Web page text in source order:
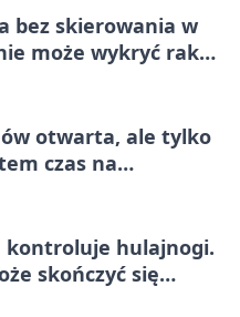
bez skierowania w
może wykryć raka,
otwarta, ale tylko
czas na
kontroluje hulajnogi.
skończyć się